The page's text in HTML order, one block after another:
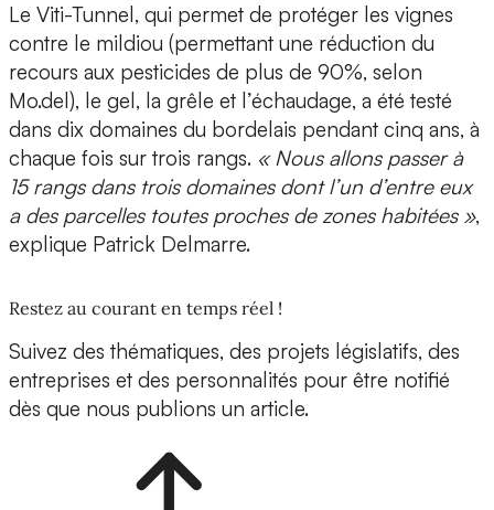
Le Viti-Tunnel, qui permet de protéger les vignes
contre le mildiou (permettant une réduction du
recours aux pesticides de plus de 90%, selon
Mo.del), le gel, la grêle et l’échaudage, a été testé
dans dix domaines du bordelais pendant cinq ans, à
chaque fois sur trois rangs. « Nous allons passer à
15 rangs dans trois domaines dont l’un d’entre eux
a des parcelles toutes proches de zones habitées »,
explique Patrick Delmarre.
Restez au courant en temps réel !
Suivez des thématiques, des projets législatifs, des
entreprises et des personnalités pour être notifié
dès que nous publions un article.